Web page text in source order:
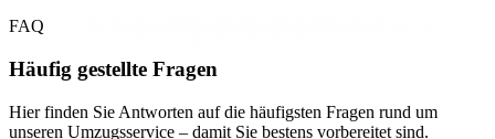
FAQ
Häufig gestellte Fragen
Hier finden Sie Antworten auf die häufigsten Fragen rund um
unseren Umzugsservice – damit Sie bestens vorbereitet sind.